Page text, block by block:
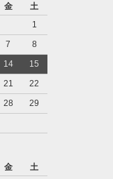
金
土
1
7
8
14
15
21
22
28
29
金
土